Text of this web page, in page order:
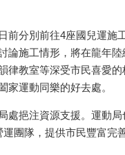
前分別前往4座國兒運施
論施工情形，將在龍年
律教室等深受市民喜愛
家運動同樂的好去處。
挹注資源支援。運動
團隊，提供市民豐富完